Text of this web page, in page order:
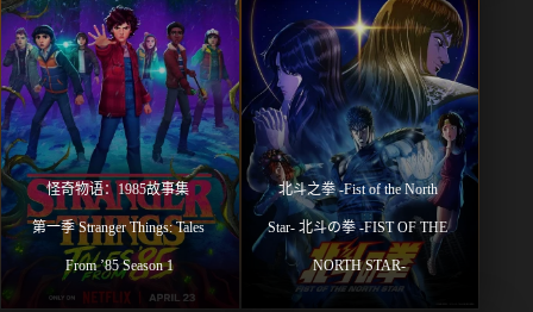
怪奇物语：1985故事集
第一季 Stranger Things: Tales
From ’85 Season 1
北⽃之拳 -Fist of the North
Star- 北斗の拳 -FIST OF THE
NORTH STAR-